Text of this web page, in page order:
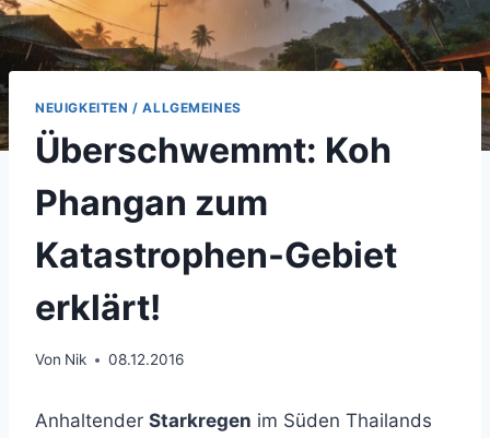
NEUIGKEITEN / ALLGEMEINES
Überschwemmt: Koh
Phangan zum
Katastrophen-Gebiet
erklärt!
Von Nik 08.12.2016
Anhaltender Starkregen im Süden Thailands